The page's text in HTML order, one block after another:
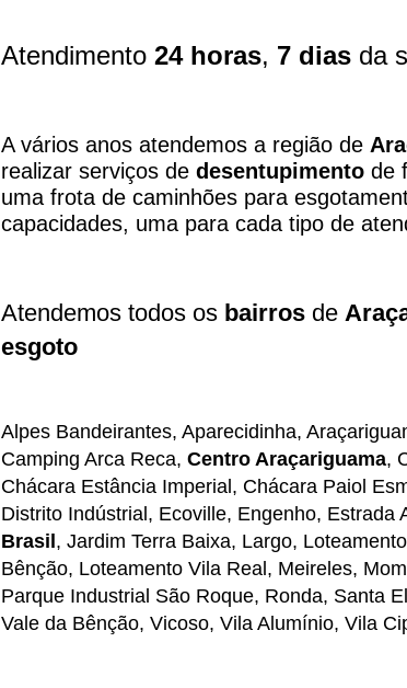
Atendimento 24 horas, 7 dias da
A vários anos atendemos a região de
realizar serviços de desentupimento de
uma frota de caminhões para
capacidades, uma para cada tipo de
Atendemos todos os bairros de
esgoto
Alpes Bandeirantes, Aparecidinha,
Camping Arca Reca, Centro Araçariguama,
Chácara Estância Imperial, Chácara Paiol
Distrito Indústrial, Ecoville, Engenho,
Brasil , Jardim Terra Baixa, Largo,
Bênção, Loteamento Vila Real, Meireles,
Parque Industrial São Roque, Ronda, Santa
Vale da Bênção, Vicoso, Vila Alumínio, Vila